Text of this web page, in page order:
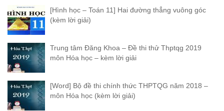
[Hình học – Toán 11] Hai đường thẳng vuông góc
(kèm lời giải)
Trung tâm Đăng Khoa – Đề thi thử Thptqg 2019
môn Hóa học – kèm lời giải
[Word] Bộ đề thi chính thức THPTQG năm 2018 –
môn Hóa học (kèm lời giải)